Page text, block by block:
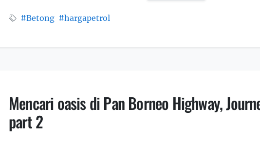
#Betong #hargapetrol
Mencari oasis di Pan Borneo Highway,
part 2